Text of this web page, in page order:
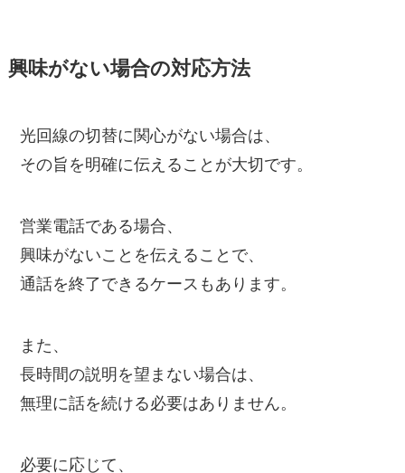
興味がない場合の対応方法
光回線の切替に関心がない場合は、
その旨を明確に伝えることが大切です。
営業電話である場合、
興味がないことを伝えることで、
通話を終了できるケースもあります。
また、
長時間の説明を望まない場合は、
無理に話を続ける必要はありません。
必要に応じて、